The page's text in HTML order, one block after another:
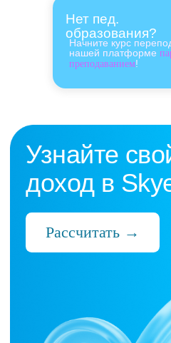
Начните курс
нашей платформе
преподаванием!
Нет пед.
образования?
Нас выбрали
которые ценят:
Время
Готовые планы и
платформа с
поддержка 24/7 и никакой
Деньги
без штрафов и
условий и неприятных
Уважение к